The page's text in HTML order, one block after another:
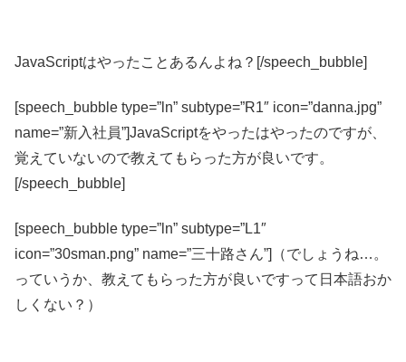
JavaScriptはやったことあるんよね？[/speech_bubble]
[speech_bubble type=”ln” subtype=”R1″ icon=”danna.jpg”
name=”新入社員”]JavaScriptをやったはやったのですが、
覚えていないので教えてもらった方が良いです。
[/speech_bubble]
[speech_bubble type=”ln” subtype=”L1″
icon=”30sman.png” name=”三十路さん”]（でしょうね…。
っていうか、教えてもらった方が良いですって日本語おか
しくない？）